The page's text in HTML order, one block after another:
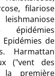
filariose
épidémies
de
Harmattan
("vent des
la première